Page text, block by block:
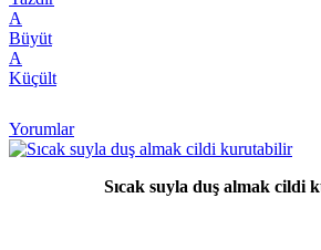
A
Büyüt
A
Küçült
Yorumlar
Sıcak suyla duş almak cildi